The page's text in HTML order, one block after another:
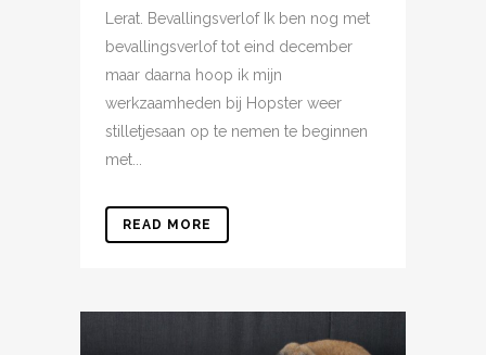
Lerat. Bevallingsverlof Ik ben nog met
bevallingsverlof tot eind december
maar daarna hoop ik mijn
werkzaamheden bij Hopster weer
stilletjesaan op te nemen te beginnen
met...
READ MORE